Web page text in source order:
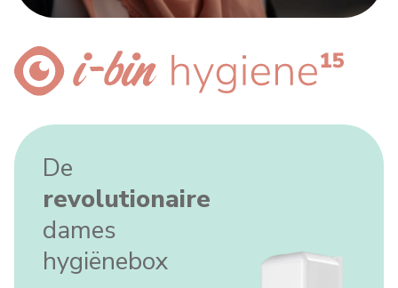
De
revolutionaire
dames
hygiënebox